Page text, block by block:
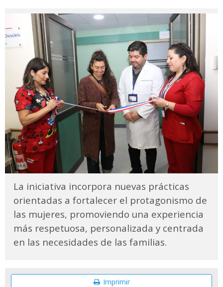
La iniciativa incorpora nuevas prácticas
orientadas a fortalecer el protagonismo de
las mujeres, promoviendo una experiencia
más respetuosa, personalizada y centrada
en las necesidades de las familias.
Imprimir